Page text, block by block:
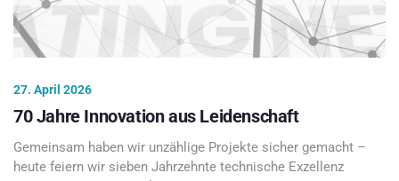
27. April 2026
70 Jahre Innovation aus Leidenschaft
Gemeinsam haben wir unzählige Projekte sicher gemacht –
heute feiern wir sieben Jahrzehnte technische Exzellenz